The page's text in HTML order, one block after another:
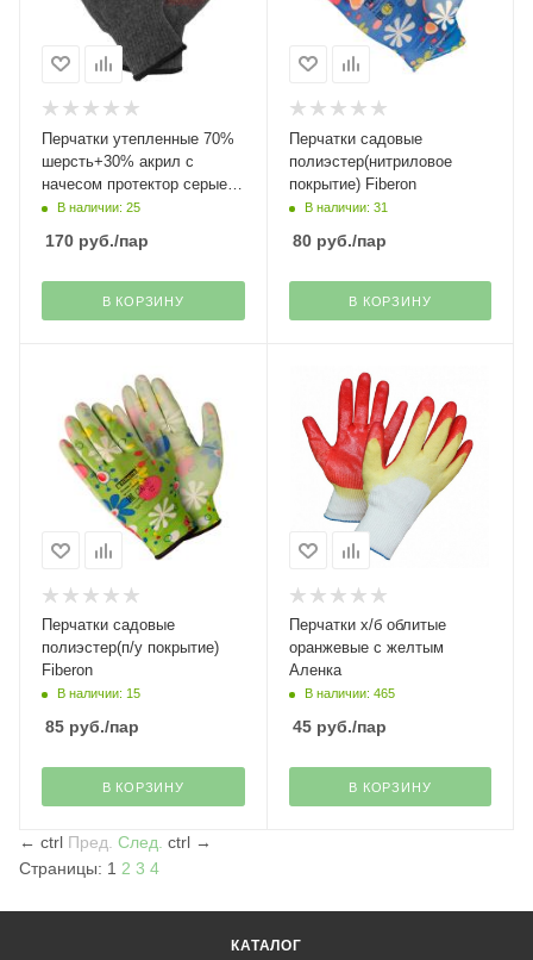
Перчатки утепленные 70%
шерсть+30% акрил с
начесом протектор серые
Fiberon
В наличии: 25
170 руб./пар
В КОРЗИНУ
Перчатки садовые
полиэстер(нитриловое
покрытие) Fiberon
В наличии: 31
80руб./пар
В КОРЗИНУ
Перчатки садовые
полиэстер(п/у покрытие)
Fiberon
В наличии: 15
85 руб./пар
В КОРЗИНУ
Перчатки х/б облитые
оранжевые с желтым
Аленка
В наличии: 465
45руб./пар
В КОРЗИНУ
← ctrl Пред. След. ctrl →
Страницы: 1 2 3 4
КАТАЛОГ